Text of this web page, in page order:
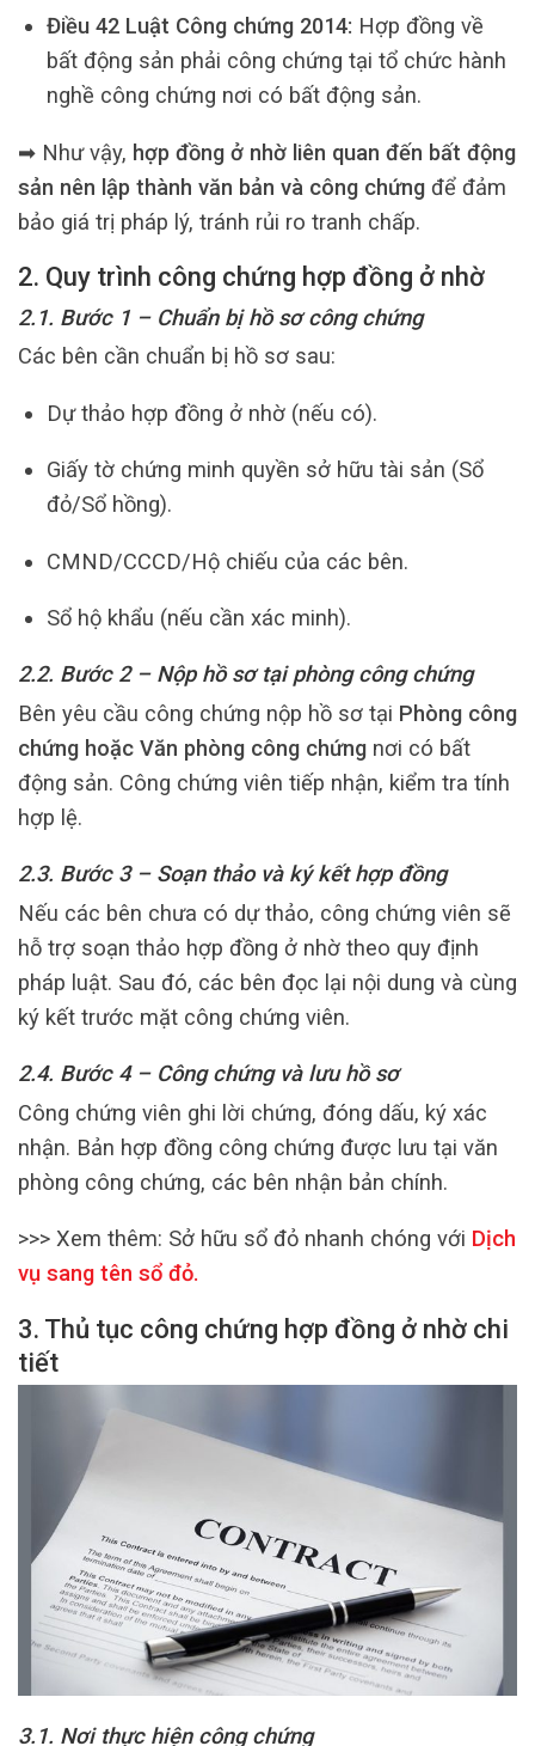
Điều 42 Luật Công chứng 2014: Hợp đồng về
bất động sản phải công chứng tại tổ chức hành
nghề công chứng nơi có bất động sản.
➡ Như vậy, hợp đồng ở nhờ liên quan đến bất động
sản nên lập thành văn bản và công chứng để đảm
bảo giá trị pháp lý, tránh rủi ro tranh chấp.
2. Quy trình công chứng hợp đồng ở nhờ
2.1. Bước 1 – Chuẩn bị hồ sơ công chứng
Các bên cần chuẩn bị hồ sơ sau:
Dự thảo hợp đồng ở nhờ (nếu có).
Giấy tờ chứng minh quyền sở hữu tài sản (Sổ
đỏ/Sổ hồng).
CMND/CCCD/Hộ chiếu của các bên.
Sổ hộ khẩu (nếu cần xác minh).
2.2. Bước 2 – Nộp hồ sơ tại phòng công chứng
Bên yêu cầu công chứng nộp hồ sơ tại Phòng công
chứng hoặc Văn phòng công chứng nơi có bất
động sản. Công chứng viên tiếp nhận, kiểm tra tính
hợp lệ.
2.3. Bước 3 – Soạn thảo và ký kết hợp đồng
Nếu các bên chưa có dự thảo, công chứng viên sẽ
hỗ trợ soạn thảo hợp đồng ở nhờ theo quy định
pháp luật. Sau đó, các bên đọc lại nội dung và cùng
ký kết trước mặt công chứng viên.
2.4. Bước 4 – Công chứng và lưu hồ sơ
Công chứng viên ghi lời chứng, đóng dấu, ký xác
nhận. Bản hợp đồng công chứng được lưu tại văn
phòng công chứng, các bên nhận bản chính.
>>> Xem thêm: Sở hữu sổ đỏ nhanh chóng với Dịch
vụ sang tên sổ đỏ.
3. Thủ tục công chứng hợp đồng ở nhờ chi
tiết
3.1. Nơi thực hiện công chứng